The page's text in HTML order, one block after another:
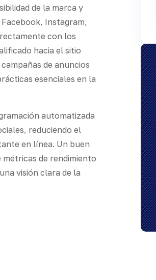
de la marca y
Instagram,
con los
hacia el sitio
de anuncios
esenciales en la
automatizada
reduciendo el
en línea. Un buen
de rendimiento
visión clara de la